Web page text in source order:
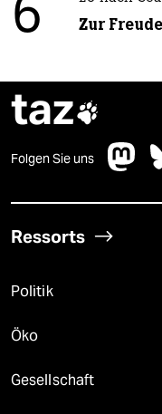
6 Zur
taz
Folgen Sie uns
Ressorts
Politik
Öko
Gesellschaft